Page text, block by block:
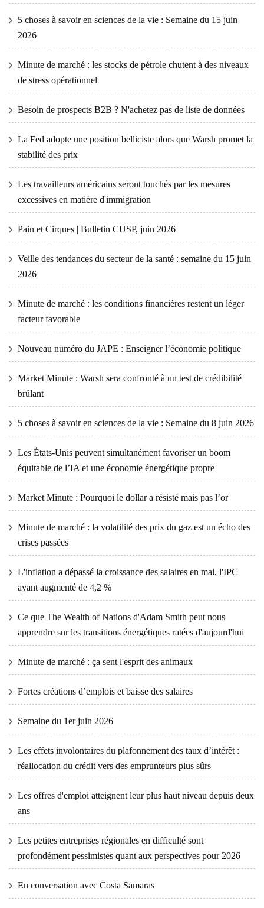
5 choses à savoir en sciences de la vie : Semaine du 15 juin
2026
Minute de marché : les stocks de pétrole chutent à des niveaux
de stress opérationnel
Besoin de prospects B2B ? N'achetez pas de liste de données
La Fed adopte une position belliciste alors que Warsh promet la
stabilité des prix
Les travailleurs américains seront touchés par les mesures
excessives en matière d'immigration
Pain et Cirques | Bulletin CUSP, juin 2026
Veille des tendances du secteur de la santé : semaine du 15 juin
2026
Minute de marché : les conditions financières restent un léger
facteur favorable
Nouveau numéro du JAPE : Enseigner l’économie politique
Market Minute : Warsh sera confronté à un test de crédibilité
brûlant
5 choses à savoir en sciences de la vie : Semaine du 8 juin 2026
Les États-Unis peuvent simultanément favoriser un boom
équitable de l’IA et une économie énergétique propre
Market Minute : Pourquoi le dollar a résisté mais pas l’or
Minute de marché : la volatilité des prix du gaz est un écho des
crises passées
L'inflation a dépassé la croissance des salaires en mai, l'IPC
ayant augmenté de 4,2 %
Ce que The Wealth of Nations d'Adam Smith peut nous
apprendre sur les transitions énergétiques ratées d'aujourd'hui
Minute de marché : ça sent l'esprit des animaux
Fortes créations d’emplois et baisse des salaires
Semaine du 1er juin 2026
Les effets involontaires du plafonnement des taux d’intérêt :
réallocation du crédit vers des emprunteurs plus sûrs
Les offres d'emploi atteignent leur plus haut niveau depuis deux
ans
Les petites entreprises régionales en difficulté sont
profondément pessimistes quant aux perspectives pour 2026
En conversation avec Costa Samaras